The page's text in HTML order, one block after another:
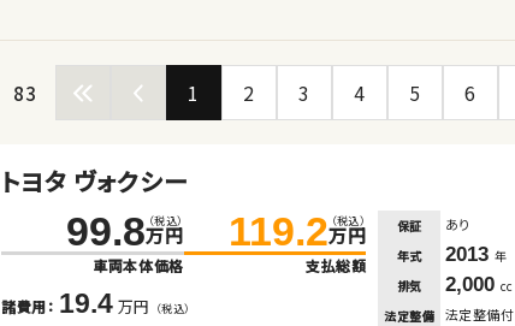
83 1 2 3 4 5 6
トヨタ ヴォクシー
99.8 （税込）
万円
車両本体価格
119.2 （税込）
万円
支払総額
諸費用： 19.4 万円 （税込）
保証 あり
年式 2013 年
排気
2,000 cc
法定整備 法定整備付